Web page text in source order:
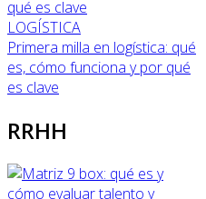
LOGÍSTICA
Primera milla en logística: qué
es, cómo funciona y por qué
es clave
RRHH